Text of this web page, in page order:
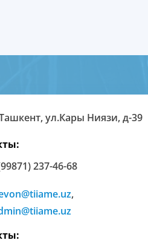
ул.Кары Ниязи, д-39
237-46-68
,